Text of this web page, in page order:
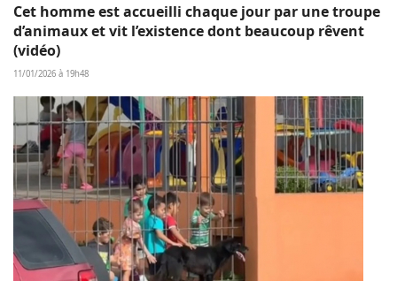
Cet homme est accueilli chaque jour par une troupe
d’animaux et vit l’existence dont beaucoup rêvent
(vidéo)
11/01/2026 à 19h48